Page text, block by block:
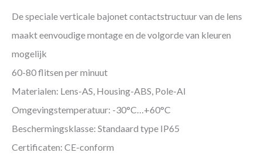
De speciale verticale bajonet contactstructuur van de lens
maakt eenvoudige montage en de volgorde van kleuren
mogelijk
60-80 flitsen per minuut
Materialen: Lens-AS, Housing-ABS, Pole-Al
Omgevingstemperatuur: -30°C…+60°C
Beschermingsklasse: Standaard type IP65
Certificaten: CE-conform